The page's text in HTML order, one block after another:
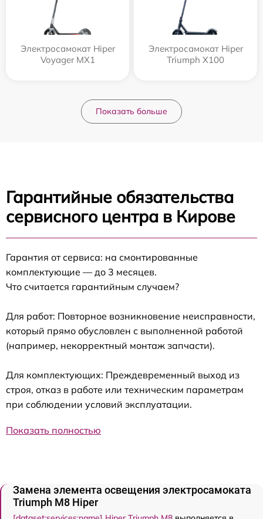
Электросамокат Hiper
Voyager MX1
Электросамокат Hiper
Triumph X100
Показать больше
Гарантийные обязательства
сервисного центра в Кирове
Гарантия от сервиса: на смонтированные
комплектующие — до 3 месяцев.
Что считается гарантийным случаем?
Для работ: Повторное возникновение неисправности,
который прямо обусловлен с выполненной работой
(например, некорректный монтаж запчасти).
Для комплектующих: Преждевременный выход из
строя, отказ в работе или техническим параметрам
при соблюдении условий эксплуатации.
Показать полностью
Замена элемента освещения электросамоката
Triumph M8 Hiper